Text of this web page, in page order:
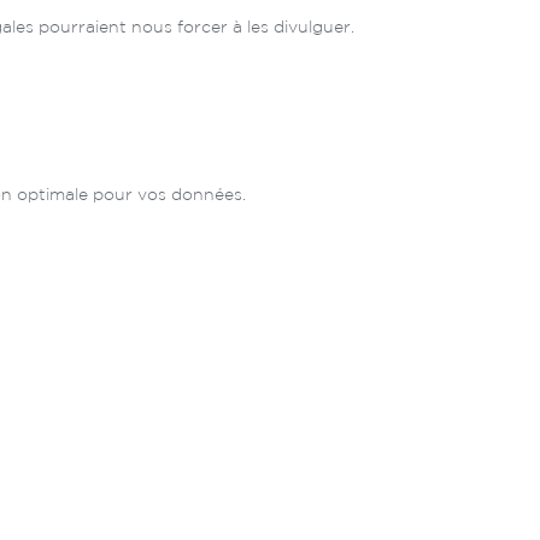
pourraient nous forcer à les divulguer.
optimale pour vos données.